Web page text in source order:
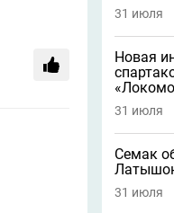
31 июля
Новая
31 июля
Семак
31 июля